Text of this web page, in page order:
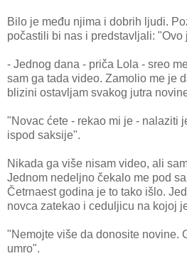
Bilo je među njima i dobrih ljudi.
počastili bi nas i predstavljali: "Ovo
- Jednog dana - priča Lola - sreo
sam ga tada video. Zamolio me je
blizini ostavljam svakog jutra
"Novac ćete - rekao mi je - nalaziti
ispod saksije".
Nikada ga više nisam video, ali
Jednom nedeljno čekalo me pod
Četrnaest godina je to tako išlo.
novca zatekao i ceduljicu na kojoj
"Nemojte više da donosite novine.
umro".